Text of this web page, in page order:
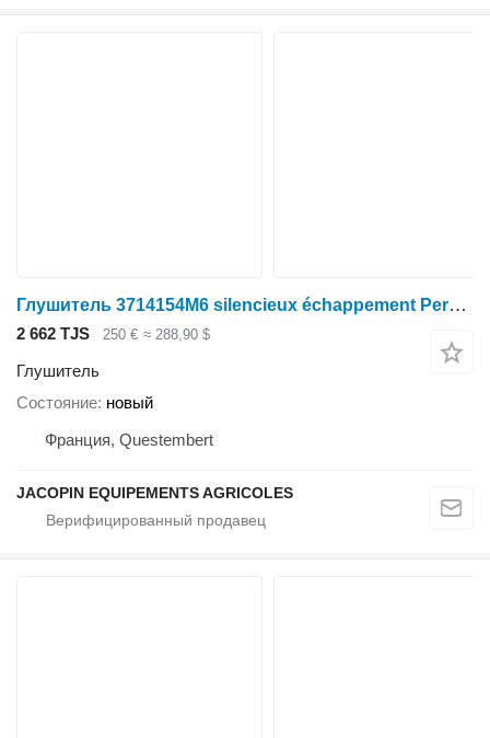
Глушитель 3714154M6 silencieux échappement Perkins 6 cylindres tracteur Ma для трактора
2 662 TJS 250 € ≈ 288,90 $
Глушитель
Состояние новый
Франция, Questembert
JACOPIN EQUIPEMENTS AGRICOLES